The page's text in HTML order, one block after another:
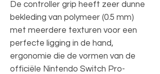
De controller grip heeft zeer dunne
bekleding van polymeer (0.5 mm)
met meerdere texturen voor een
perfecte ligging in de hand,
ergonomie die de vormen van de
officiële Nintendo Switch Pro-